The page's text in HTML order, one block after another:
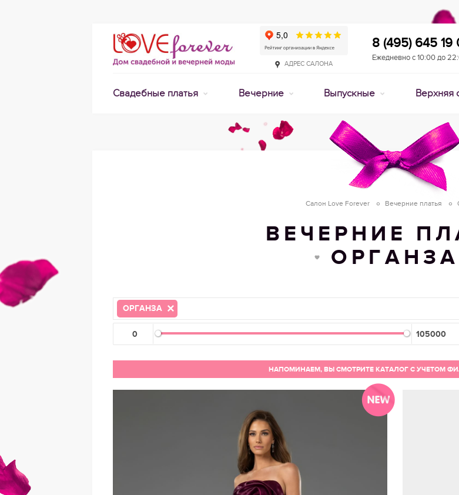
АДРЕС САЛОНА
8 (495) 645 19
Ежедневно с 10:00 до
Свадебные платья Вечерние Выпускные Верхняя
Салон Love Forever Вечерние платья
ВЕЧЕРНИЕ
ОРГАНЗА
ОРГАНЗА
НАПОМИНАЕМ, ВЫ СМОТРИТЕ КАТАЛОГ С УЧЕТОМ